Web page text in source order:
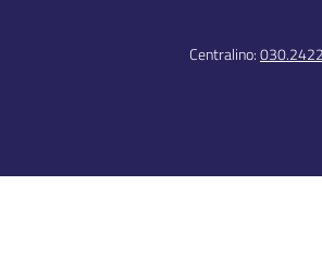
Centralino: